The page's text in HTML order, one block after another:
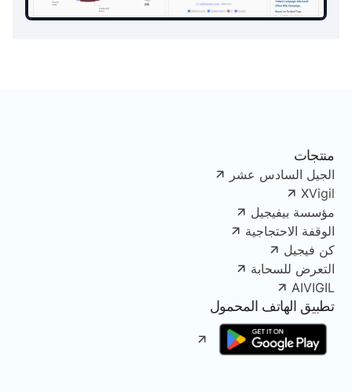
منتجات
الجيل السادس عشر
XVigil
مؤسسة بيفيجيل
الوقفة الاحتجاجية
كن فيجيل
التعرض للسحابة
AIVIGIL
تطبيق الهاتف المحمول